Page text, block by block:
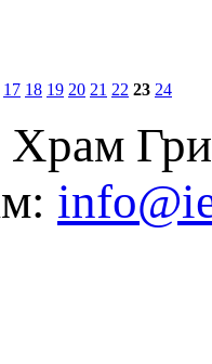
17 18 19 20 21 22 23 24